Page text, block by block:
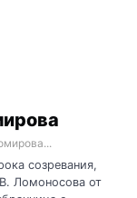
созревания,
Ломоносова от